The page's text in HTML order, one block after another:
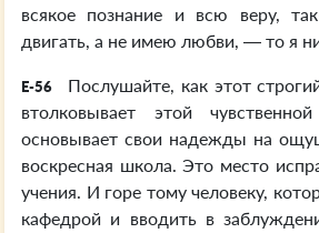
всякое познание и всю веру,
двигать, а не имею любви, — то я
E-56
Послушайте, как этот
втолковывает этой
основывает свои надежды на
воскресная школа. Это место
учения. И горе тому человеку,
кафедрой и вводить в